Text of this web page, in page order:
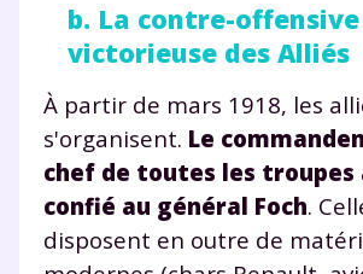
b. La contre-offensive
victorieuse des Alliés
À partir de mars 1918, les
s'organisent. Le
chef de toutes les troupes
confié au général Foch.
disposent en outre de
plateforme de
scolaire !
Fiches de cours et vidéos
corrigés ,podcasts de
Un espace dédié aux
suivre les progrès
Tout le programme
la Terminale